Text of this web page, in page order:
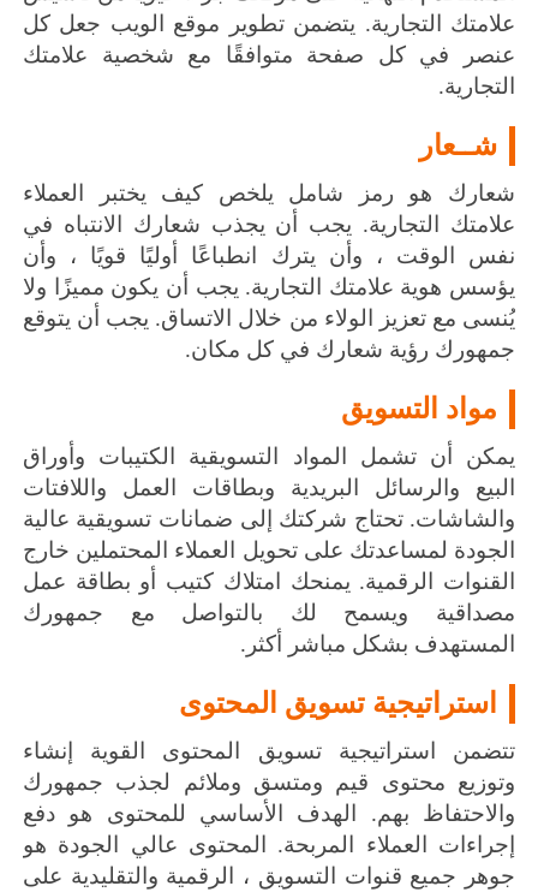
علامتك التجارية. يتضمن تطوير موقع الويب جعل كل
عنصر في كل صفحة متوافقًا مع شخصية علامتك
التجارية.
شــعار
شعارك هو رمز شامل يلخص كيف يختبر العملاء
علامتك التجارية. يجب أن يجذب شعارك الانتباه في
نفس الوقت ، وأن يترك انطباعًا أوليًا قويًا ، وأن
يؤسس هوية علامتك التجارية. يجب أن يكون مميزًا ولا
يُنسى مع تعزيز الولاء من خلال الاتساق. يجب أن يتوقع
جمهورك رؤية شعارك في كل مكان.
مواد التسويق
يمكن أن تشمل المواد التسويقية الكتيبات وأوراق
البيع والرسائل البريدية وبطاقات العمل واللافتات
والشاشات.تحتاج شركتك إلى ضمانات تسويقية عالية
الجودة لمساعدتك على تحويل العملاء المحتملين خارج
القنوات الرقمية. يمنحك امتلاك كتيب أو بطاقة عمل
مصداقية ويسمح لك بالتواصل مع جمهورك
المستهدف بشكل مباشر أكثر.
استراتيجية تسويق المحتوى
تتضمن استراتيجية تسويق المحتوى القوية إنشاء
وتوزيع محتوى قيم ومتسق وملائم لجذب جمهورك
والاحتفاظ بهم.
الهدف الأساسي للمحتوى هو دفع
إجراءات العملاء المربحة.
المحتوى عالي الجودة هو
جوهر جميع قنوات التسويق ، الرقمية والتقليدية على